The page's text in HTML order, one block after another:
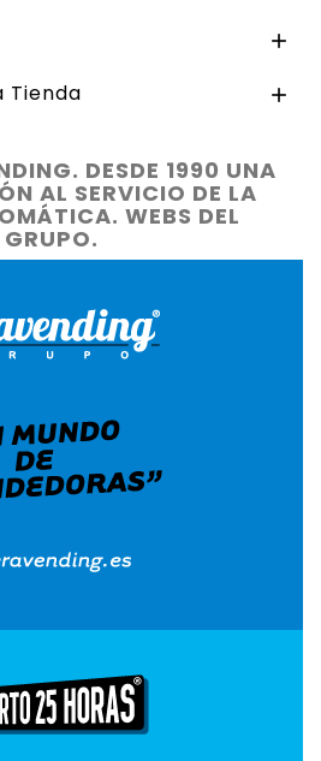

Tienda 
DESDE 1990 UNA
AL SERVICIO DE LA
WEBS DEL
GRUPO.